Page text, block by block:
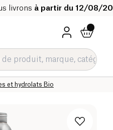
livrons à partir du 12/08/
et hydrolats Bio
Bien-être & Santé